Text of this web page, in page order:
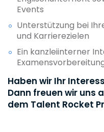
Events
Unterstützung bei
und Karrierezielen
Ein kanzleiinterner
Haben wir Ihr
Dann freuen wir uns
dem Talent Rocket